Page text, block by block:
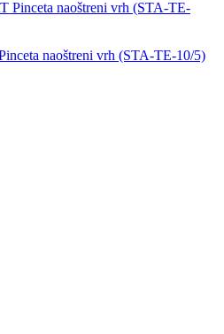
naoštreni vrh (STA-TE-10/5)